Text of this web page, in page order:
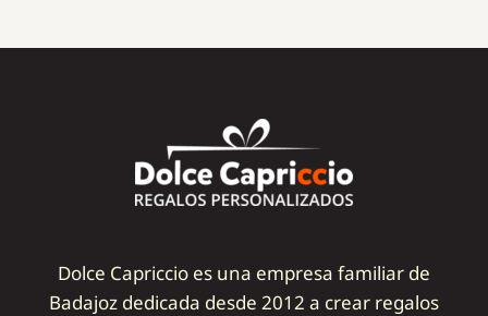
44,99€
Dolce Capriccio es una empresa familiar de
Badajoz dedicada desde 2012 a crear regalos